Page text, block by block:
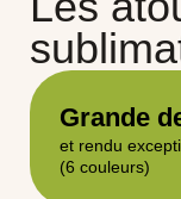
Grande
et rendu
(6 couleurs)